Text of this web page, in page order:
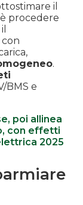
il
procedere
.
BMS e
poi allinea
con effetti
2025